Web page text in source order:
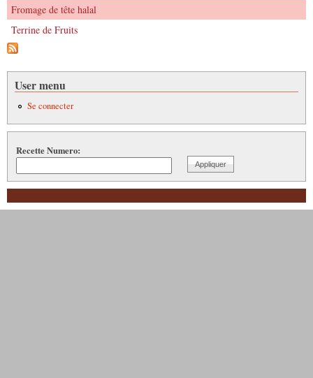
Fromage de tête halal
Terrine de Fruits
User menu
Se connecter
Recette Numero: